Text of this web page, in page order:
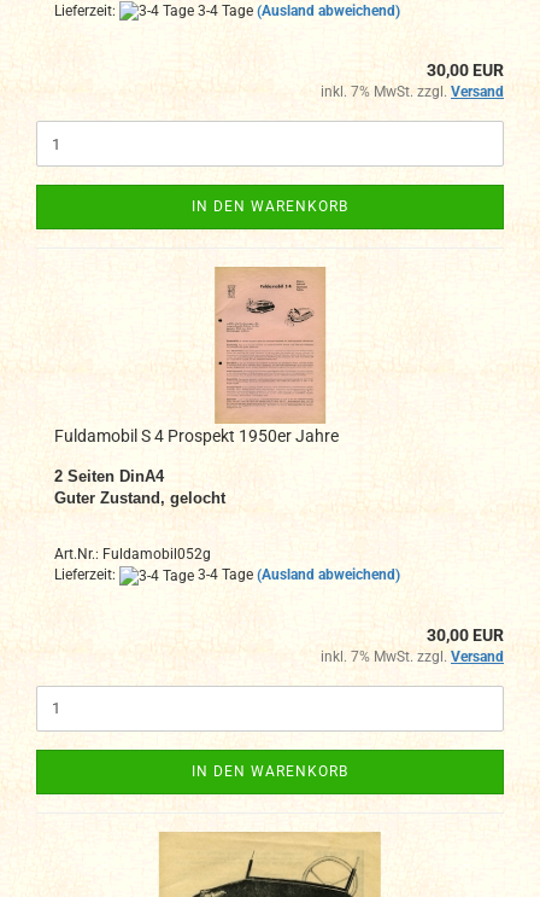
Lieferzeit:
3-4 Tage (Ausland abweichend)
30,00 EUR
inkl. 7% MwSt. zzgl. Versand
IN DEN WARENKORB
Fuldamobil S 4 Prospekt 1950er Jahre
2 Seiten DinA4
Guter Zustand, gelocht
Art.Nr.: Fuldamobil052g
Lieferzeit:
3-4 Tage (Ausland abweichend)
30,00 EUR
inkl. 7% MwSt. zzgl. Versand
IN DEN WARENKORB